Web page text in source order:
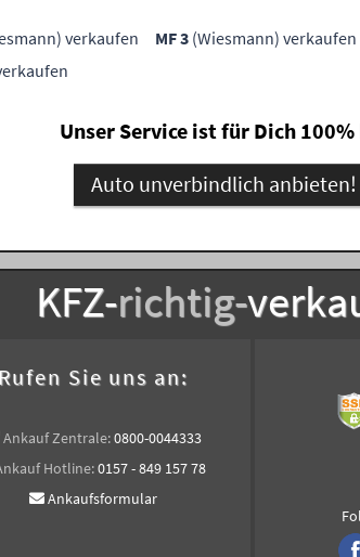
verkaufen MF 3 (Wiesmann) verkaufen
Unser Service ist für Dich
Auto unverbindlich anbieten!
KFZ-richtig-
Rufen Sie uns an:
Ankauf Zentrale:0800-0044333
Hotline:0157 - 849 157 78
Ankaufsformular